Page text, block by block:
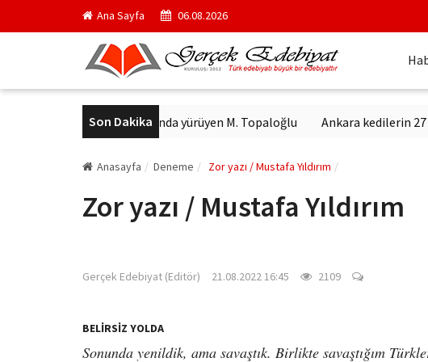
Ana Sayfa 06.08.2026
Son Dakika
Arkanda yürüyen M. Topaloğlu Ankara kedilerin 27 farklı
Anasayfa Deneme Zor yazı / Mustafa Yıldırım
Zor yazı / Mustafa Yıldırım
Gerçek Edebiyat (Editör) 21.08.2022 16:45 2109
BELİRSİZ YOLDA
Sonunda yenildik, ama savaştık. Birlikte savaştığım